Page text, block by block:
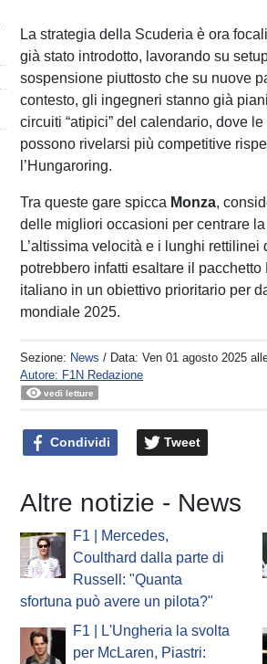
La strategia della Scuderia è ora
già stato introdotto, lavorando su
sospensione piuttosto che su nuove
contesto, gli ingegneri stanno già
circuiti “atipici” del calendario, dove
possono rivelarsi più competitive
l’Hungaroring.
Tra queste gare spicca Monza,
delle migliori occasioni per centrare
L’altissima velocità e i lunghi
potrebbero infatti esaltare il
italiano in un obiettivo prioritario per
mondiale 2025.
Sezione: News / Data:Ven 01 agosto 2025
Autore: F1N Redazione
vedi letture
Condividi Tweet
Altre notizie - News
F1 | Mercedes,
Coulthard dalla parte di
Russell: "Quanta
sfortuna può avere un pilota?"
F1 | L'Ungheria la svolta
per McLaren, Piastri: